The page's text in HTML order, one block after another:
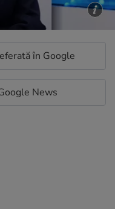
în Google
News